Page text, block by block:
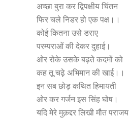
अच्छा बुरा कर द्विपक्षीय चिंतन
फिर चले निडर हो एक पक्ष।।
कोई कितना उसे डराए
परम्पराओं की देकर दुहाई।
ओर रोके उसके बढ़ते कदमों को
कह तू चढ़े अभिमान की खाई।।
इन सब छोड़ कथित हिमायती
ओर कर गर्जन इस सिंह घोष।
यदि मेरे मुक़द्दर लिखी मौत पराजय